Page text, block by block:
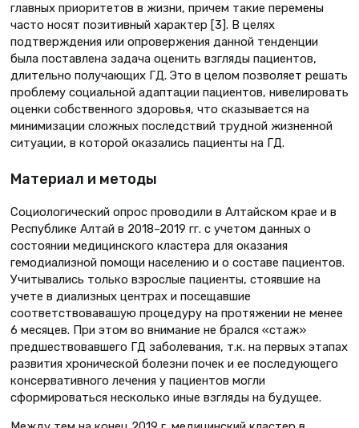
главных приоритетов в жизни, причем такие перемены
часто носят позитивный характер [3]. В целях
подтверждения или опровержения данной тенденции
была поставлена задача оценить взгляды пациентов,
длительно получающих ГД. Это в целом позволяет решать
проблему социальной адаптации пациентов, нивелировать
оценки собственного здоровья, что сказывается на
минимизации сложных последствий трудной жизненной
ситуации, в которой оказались пациенты на ГД.
Материал и методы
Социологический опрос проводили в Алтайском крае и в
Республике Алтай в 2018–2019 гг. с учетом данных о
состоянии медицинского кластера для оказания
гемодиализной помощи населению и о составе пациентов.
Учитывались только взрослые пациенты, стоявшие на
учете в диализных центрах и посещавшие
соответствовавашую процедуру на протяжении не менее
6 месяцев. При этом во внимание не брался «стаж»
предшествовавшего ГД заболевания, т.к. на первых этапах
развития хронической болезни почек и ее последующего
консервативного лечения у пациентов могли
сформироваться несколько иные взгляды на будущее.